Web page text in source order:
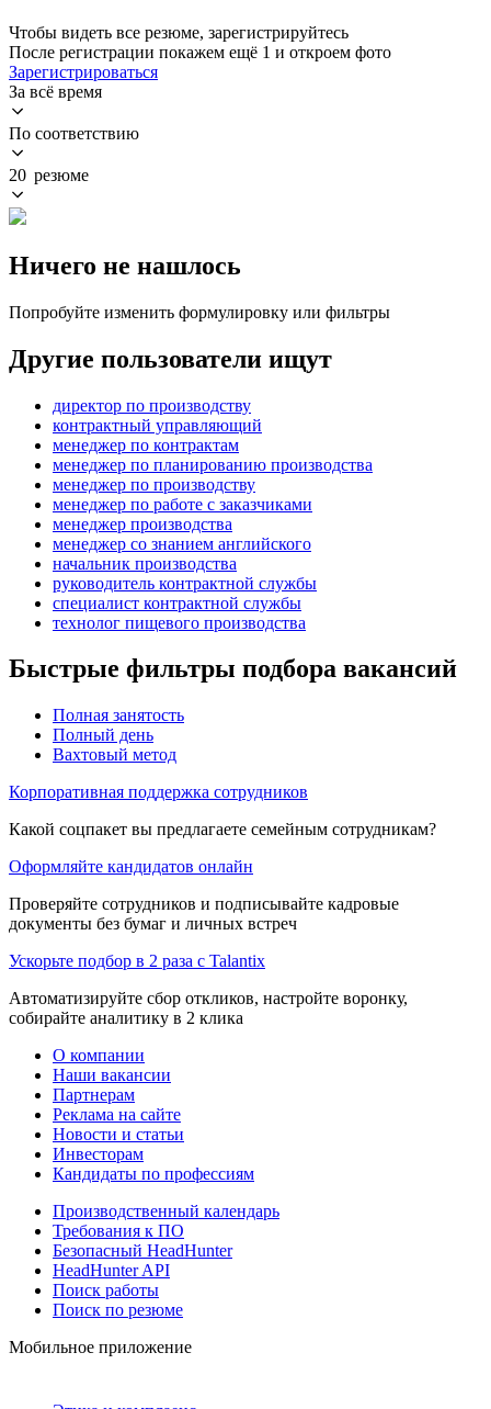
Чтобы видеть все резюме, зарегистрируйтесь
После регистрации покажем ещё 1 и откроем фото
Зарегистрироваться
За всё время
По соответствию
20 резюме
Ничего не нашлось
Попробуйте изменить формулировку или фильтры
Другие пользователи ищут
директор по производству
контрактный управляющий
менеджер по контрактам
менеджер по планированию производства
менеджер по производству
менеджер по работе с заказчиками
менеджер производства
менеджер со знанием английского
начальник производства
руководитель контрактной службы
специалист контрактной службы
технолог пищевого производства
Быстрые фильтры подбора вакансий
Полная занятость
Полный день
Вахтовый метод
Корпоративная поддержка сотрудников
Какой соцпакет вы предлагаете семейным сотрудникам?
Оформляйте кандидатов онлайн
Проверяйте сотрудников и подписывайте кадровые
документы без бумаг и личных встреч
Ускорьте подбор в 2 раза с Talantix
Автоматизируйте сбор откликов, настройте воронку,
собирайте аналитику в 2 клика
О компании
Наши вакансии
Партнерам
Реклама на сайте
Новости и статьи
Инвесторам
Кандидаты по профессиям
Производственный календарь
Требования к ПО
Безопасный HeadHunter
HeadHunter API
Поиск работы
Поиск по резюме
Мобильное приложение